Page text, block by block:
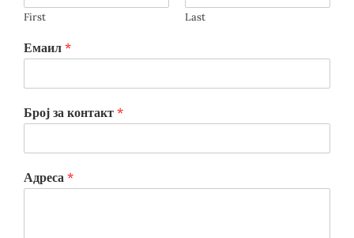
First Last
Емаил *
Број за контакт *
Адреса *